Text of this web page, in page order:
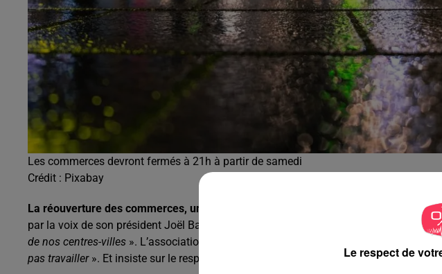
Les commerces devront fermés à 21h à partir de samedi
Crédit : Pixabay
La réouverture des commerces, une « » pour l’Association des
par la voix de son président Joël Balandraud, rappelle qu’«
il est primordial d’aider
de nos centres-villes ». L’association apporte aussi son soutien «
aux
pas travailler». Et insiste sur le respect des gestes barrières et de l’ensemble des
Le respect de